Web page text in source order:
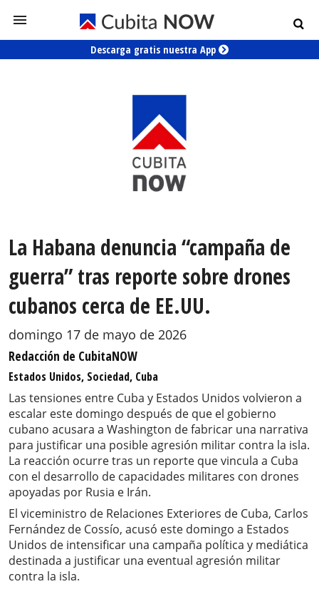
Descarga gratis nuestra App
La Habana denuncia “campaña de
guerra” tras reporte sobre drones
cubanos cerca de EE.UU.
domingo 17 de mayo de 2026
Redacción de CubitaNOW
Estados Unidos, Sociedad, Cuba
Las tensiones entre Cuba y Estados Unidos volvieron a
escalar este domingo después de que el gobierno
cubano acusara a Washington de fabricar una narrativa
para justificar una posible agresión militar contra la isla.
La reacción ocurre tras un reporte que vincula a Cuba
con el desarrollo de capacidades militares con drones
apoyadas por Rusia e Irán.
El viceministro de Relaciones Exteriores de Cuba, Carlos
Fernández de Cossío, acusó este domingo a Estados
Unidos de intensificar una campaña política y mediática
destinada a justificar una eventual agresión militar
contra la isla.